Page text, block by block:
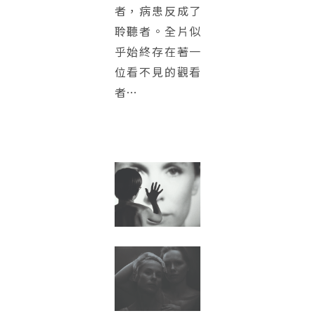
者，病患反成了
聆聽者。全片似
乎始終存在著一
位看不見的觀看
者…